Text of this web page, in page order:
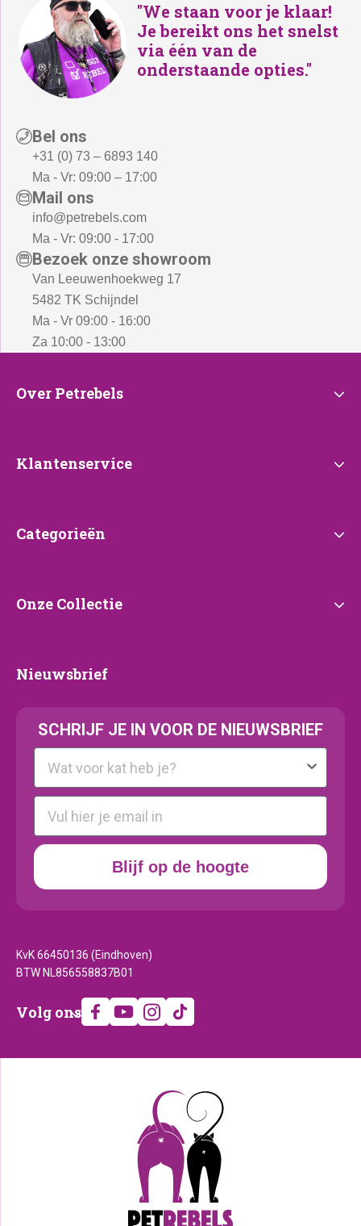
"We staan voor je klaar!
Je bereikt ons het snelst
via één van de
onderstaande opties."
Bel ons
+31 (0) 73 – 6893 140
Ma - Vr: 09:00 – 17:00
Mail ons
info@petrebels.com
Ma - Vr: 09:00 - 17:00
Bezoek onze showroom
Van Leeuwenhoekweg 17
5482 TK Schijndel
Ma - Vr 09:00 - 16:00
Za 10:00 - 13:00
Over
Over Petrebels
Klantenservice
Klantenservice
Categorieën
Categorieën
Onze
Onze Collectie
Nieuwsbrief
Nieuwsbrief
SCHRIJF JE IN VOOR DE NIEUWSBRIEF
Kattenras
E-mail
Blijf op de hoogte
KvK 66450136 (Eindhoven)
BTW NL856558837B01
Volg
Volg ons